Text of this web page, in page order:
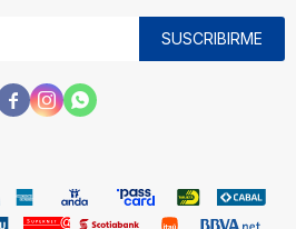
SUSCRIBIRME
  